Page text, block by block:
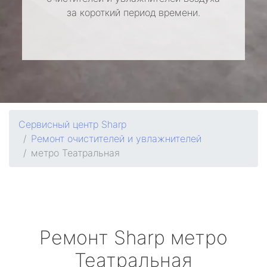
за короткий период времени.
Сервисный центр Sharp
Ремонт очистителей и увлажнителей
метро Театральная
Ремонт Sharp метро
Театральная